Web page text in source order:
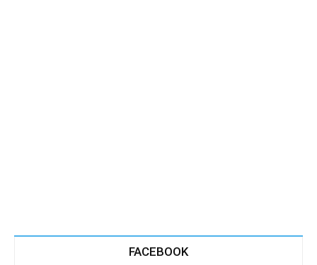
FACEBOOK